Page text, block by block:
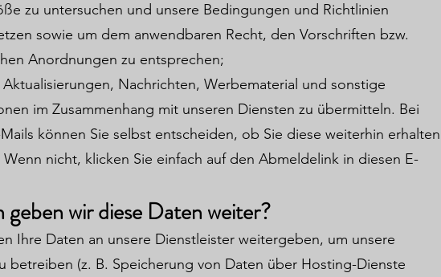
zu untersuchen und unsere Bedingungen und Richtlinien
sowie um dem anwendbaren Recht, den Vorschriften bzw.
Anordnungen zu entsprechen;
Nachrichten, Werbematerial und sonstige
im Zusammenhang mit unseren Diensten zu übermitteln. Bei
können Sie selbst entscheiden, ob Sie diese weiterhin erhalten
nicht, klicken Sie einfach auf den Abmeldelink in diesen E-
geben wir diese Daten weiter?
Ihre Daten an unsere Dienstleister weitergeben, um unsere
betreiben (z. B. Speicherung von Daten über Hosting-Dienste